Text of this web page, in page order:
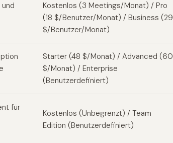
Kostenlos (3 Meetings/Monat) / Pro
(18 $/Benutzer/Monat) / Business (29
$/Benutzer/Monat)
Starter (48 $/Monat) / Advanced (60
$/Monat) / Enterprise
(Benutzerdefiniert)
für
Kostenlos (Unbegrenzt) / Team
Edition (Benutzerdefiniert)